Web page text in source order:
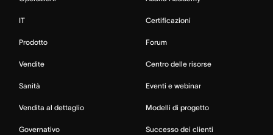
IT
Prodotto
Vendite
Sanità
Vendita al dettaglio
Governativo
Certificazioni
Forum
Centro delle risorse
Eventi e webinar
Modelli di progetto
Successo dei clienti